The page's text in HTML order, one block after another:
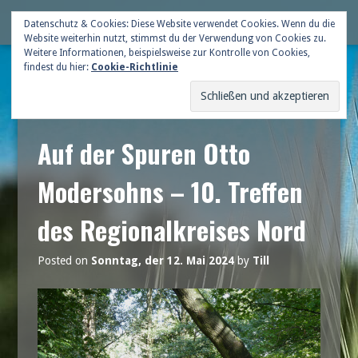
Skip
content
Deutsche Gildenschaft
Auf der Spuren Otto
Modersohns – 10. Treffen
des Regionalkreises Nord
Posted on Sonntag, der 12. Mai 2024by Till
Datenschutz & Cookies: Diese Website verwendet Cookies. Wenn du die
Website weiterhin nutzt, stimmst du der Verwendung von Cookies zu.
Weitere Informationen, beispielsweise zur Kontrolle von Cookies,
findest du hier: Cookie-Richtlinie